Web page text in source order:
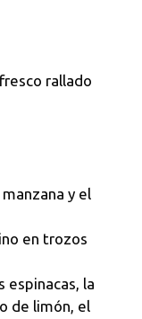
rallado
y el
en trozos
espinacas, la
de limón, el